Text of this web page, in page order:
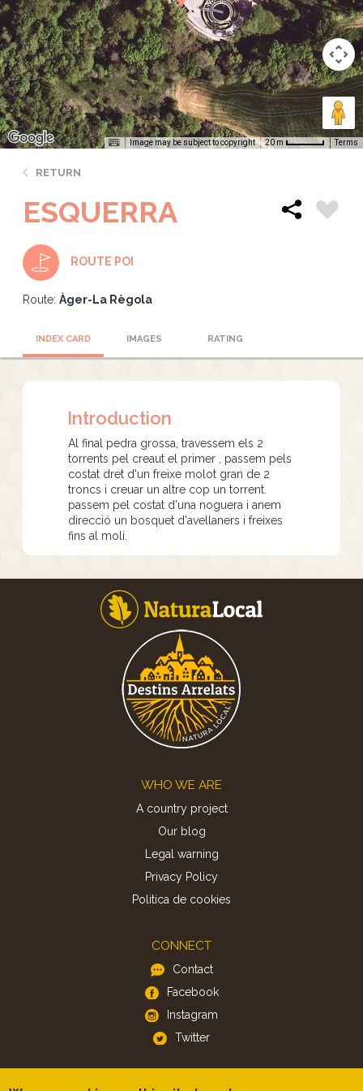
Image may be subject to copyright 20 m Terms
RETURN
ESQUERRA
ROUTE POI
Route: Àger-La Règola
INDEX CARD IMAGES RATING
Introduction
Al final pedra grossa, travessem els 2
torrents pel creaut el primer , passem pels
costat dret d'un freixe molot gran de 2
troncs i creuar un altre cop un torrent.
passem pel costat d'una noguera i anem
direcció un bosquet d'avellaners i freixes
fins al molí.
WHO WE ARE
A country project
Our blog
Legal warning
Privacy Policy
Politica de cookies
CONNECT
Contact
Facebook
Instagram
Twitter